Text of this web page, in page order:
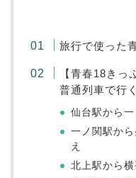
旅行で使った
【青春18き
普通列車で行
仙台駅から
一ノ関駅か
え
北上駅から